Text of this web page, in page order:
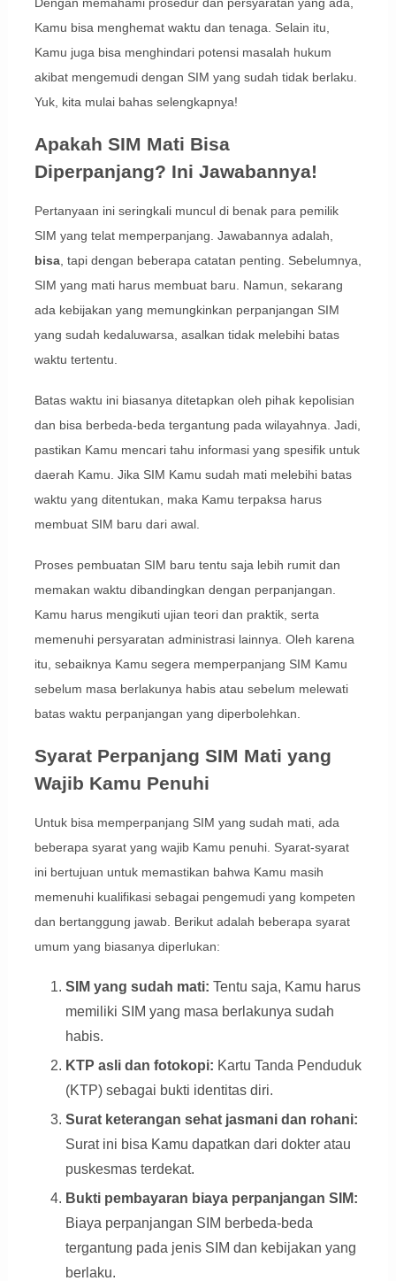
Kamu bisa menghemat waktu dan tenaga. Selain itu,
Kamu juga bisa menghindari potensi masalah hukum
akibat mengemudi dengan SIM yang sudah tidak berlaku.
Yuk, kita mulai bahas selengkapnya!
Apakah SIM Mati Bisa
Diperpanjang? Ini Jawabannya!
Pertanyaan ini seringkali muncul di benak para pemilik
SIM yang telat memperpanjang. Jawabannya adalah,
bisa, tapi dengan beberapa catatan penting. Sebelumnya,
SIM yang mati harus membuat baru. Namun, sekarang
ada kebijakan yang memungkinkan perpanjangan SIM
yang sudah kedaluwarsa, asalkan tidak melebihi batas
waktu tertentu.
Batas waktu ini biasanya ditetapkan oleh pihak kepolisian
dan bisa berbeda-beda tergantung pada wilayahnya. Jadi,
pastikan Kamu mencari tahu informasi yang spesifik untuk
daerah Kamu. Jika SIM Kamu sudah mati melebihi batas
waktu yang ditentukan, maka Kamu terpaksa harus
membuat SIM baru dari awal.
Proses pembuatan SIM baru tentu saja lebih rumit dan
memakan waktu dibandingkan dengan perpanjangan.
Kamu harus mengikuti ujian teori dan praktik, serta
memenuhi persyaratan administrasi lainnya. Oleh karena
itu, sebaiknya Kamu segera memperpanjang SIM Kamu
sebelum masa berlakunya habis atau sebelum melewati
batas waktu perpanjangan yang diperbolehkan.
Syarat Perpanjang SIM Mati yang
Wajib Kamu Penuhi
Untuk bisa memperpanjang SIM yang sudah mati, ada
beberapa syarat yang wajib Kamu penuhi. Syarat-syarat
ini bertujuan untuk memastikan bahwa Kamu masih
memenuhi kualifikasi sebagai pengemudi yang kompeten
dan bertanggung jawab. Berikut adalah beberapa syarat
umum yang biasanya diperlukan:
SIM yang sudah mati: Tentu saja, Kamu harus
memiliki SIM yang masa berlakunya sudah
habis.
KTP asli dan fotokopi: Kartu Tanda Penduduk
(KTP) sebagai bukti identitas diri.
Surat keterangan sehat jasmani dan rohani:
Surat ini bisa Kamu dapatkan dari dokter atau
puskesmas terdekat.
Bukti pembayaran biaya perpanjangan SIM:
Biaya perpanjangan SIM berbeda-beda
tergantung pada jenis SIM dan kebijakan yang
berlaku.